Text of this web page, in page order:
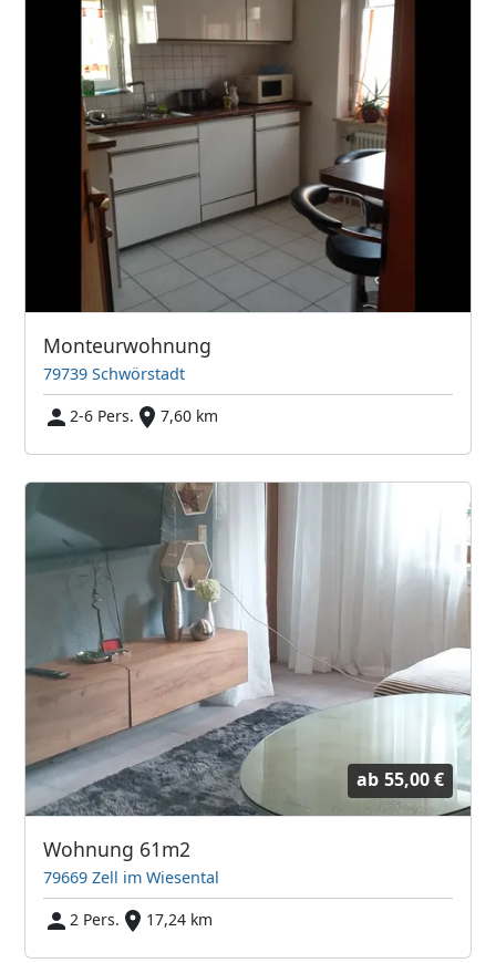
Monteurwohnung
79739 Schwörstadt
2-6 Pers.
7,60 km
ab 55,00 €
Wohnung 61m2
79669 Zell im Wiesental
2 Pers.
17,24 km